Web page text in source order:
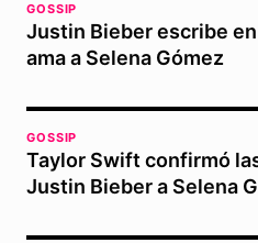
GOSSIP
Justin Bieber escribe
ama a Selena Gómez
GOSSIP
Taylor Swift confirmó
Justin Bieber a Selena